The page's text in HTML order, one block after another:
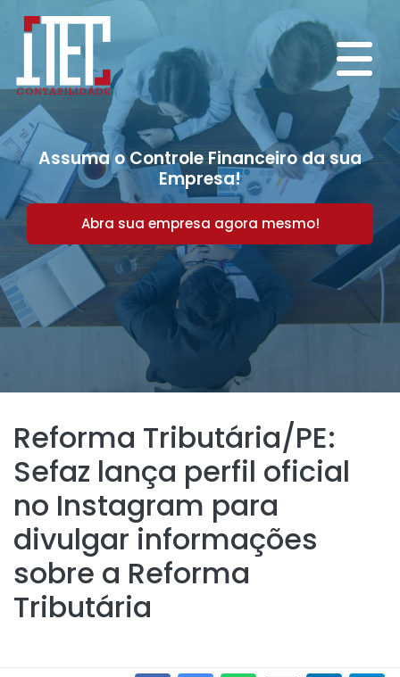
Assuma o Controle Financeiro da sua
Empresa!
Abra sua empresa agora mesmo!
Reforma Tributária/PE:
Sefaz lança perfil oficial
no Instagram para
divulgar informações
sobre a Reforma
Tributária